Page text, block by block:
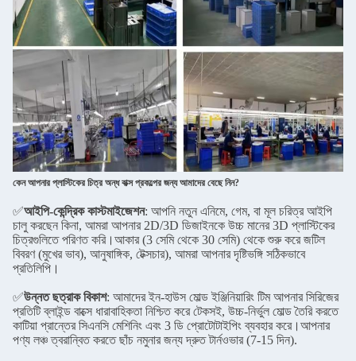
কেন আপনার প্লাস্টিকের চিত্র অন্ধ বাক্স প্রকল্পের জন্য আমাদের বেছে নিন?
✅আইপি-কেন্দ্রিক কাস্টমাইজেশন: আপনি নতুন এনিমে, গেম, বা মূল চরিত্র আইপি
চালু করছেন কিনা, আমরা আপনার 2D/3D ডিজাইনকে উচ্চ মানের 3D প্লাস্টিকের
চিত্রগুলিতে পরিণত করি।আকার (3 সেমি থেকে 30 সেমি) থেকে শুরু করে জটিল
বিবরণ (মুখের ভাব), আনুষাঙ্গিক, টেক্সচার), আমরা আপনার দৃষ্টিভঙ্গি সঠিকভাবে
প্রতিলিপি।
✅উন্নত ছত্রাক বিকাশ: আমাদের ইন-হাউস মোল্ড ইঞ্জিনিয়ারিং টিম আপনার সিরিজের
প্রতিটি ব্লাইন্ড বাক্সে ধারাবাহিকতা নিশ্চিত করে টেকসই, উচ্চ-নির্ভুল মোল্ড তৈরি করতে
কাটিয়া প্রান্তের সিএনসি মেশিনিং এবং 3 ডি প্রোটোটাইপিং ব্যবহার করে।আপনার
পণ্য লঞ্চ ত্বরান্বিত করতে ছাঁচ নমুনার জন্য দ্রুত টার্নওভার (7-15 দিন).